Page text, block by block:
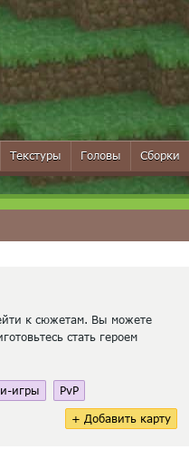
Текстуры Головы Сборки
к сюжетам. Вы можете
стать героем
игры PvP
+ Добавить карту